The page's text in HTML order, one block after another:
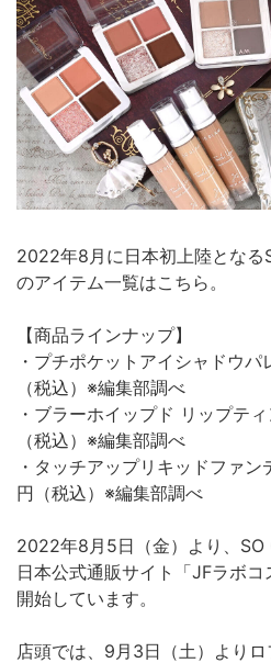
2022年8月に日本初上陸となる
のアイテム一覧はこちら。
【商品ラインナップ】
・プチポケットアイシャドウ
（税込）※編集部調べ
・ブラーホイップド リップテ
（税込）※編集部調べ
・タッチアップリキッドファ
円（税込）※編集部調べ
2022年8月5日（金）より、
日本公式通販サイト「JFラボ
開始しています。
店頭では、9月3日（土）より